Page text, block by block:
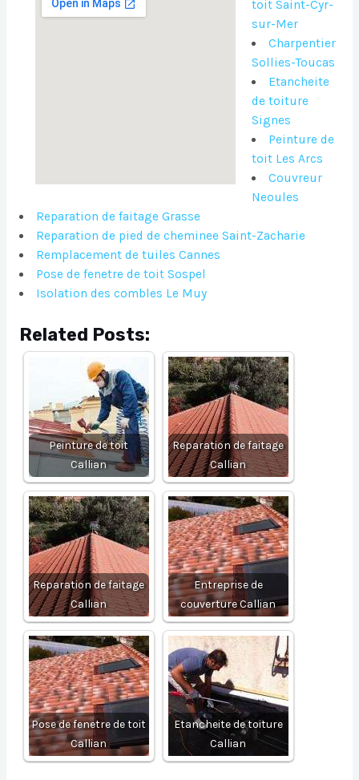
toit Saint-Cyr-
sur-Mer
Charpentier
Sollies-Toucas
Etancheite
de toiture
Signes
Peinture de
toit Les Arcs
Couvreur
Neoules
Reparation de faitage Grasse
Reparation de pied de cheminee Saint-Zacharie
Remplacement de tuiles Cannes
Pose de fenetre de toit Sospel
Isolation des combles Le Muy
Related Posts:
Peinture de toit
Callian
Reparation de faitage
Callian
Reparation de faitage
Callian
Entreprise de
couverture Callian
Pose de fenetre de toit
Callian
Etancheite de toiture
Callian